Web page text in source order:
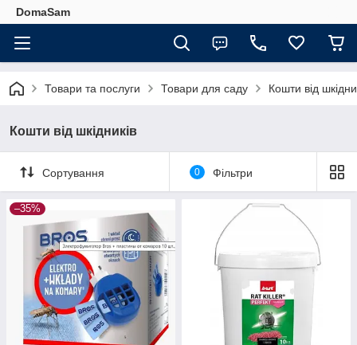
DomaSam
Товари та послуги Товари для саду Кошти від
Кошти від шкідників
Сортування 0 Фільтри
–35%